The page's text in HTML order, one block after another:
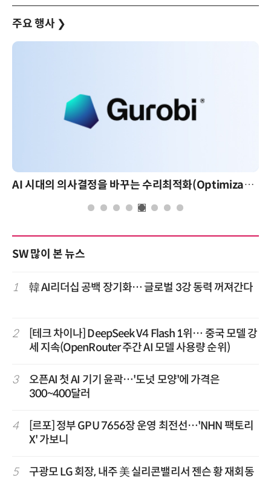
주요 행사 ❯
AI 시대의 의사결정을 바꾸는 수리최적화(Optimization): 실제 산업 적용 사례와 활용 전략
SW 많이 본 뉴스
1 韓 AI리더십 공백 장기화… 글로벌 3강 동력 꺼져간다
2
[테크 차이나] DeepSeek V4 Flash 1위… 중국 모델 강
세 지속(OpenRouter 주간 AI 모델 사용량 순위)
3
오픈AI 첫 AI 기기 윤곽…'도넛 모양'에 가격은
300~400달러
4
[르포] 정부 GPU 7656장 운영 최전선…'NHN 팩토리
X' 가보니
5 구광모 LG 회장, 내주 美 실리콘밸리서 젠슨 황 재회동